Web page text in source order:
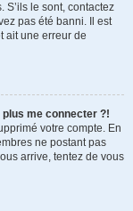
S’ils le sont, contactez
pas été banni. Il est
ait une erreur de
me connecter ?!
votre compte. En
ne postant pas
arrive, tentez de vous